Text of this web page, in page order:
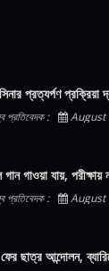
প্রত্যর্পণ
প্রতিবেদক : August
গাওয়া যায়, পরীক্ষায়
প্রতিবেদক : August
ছাত্র আন্দোলন,